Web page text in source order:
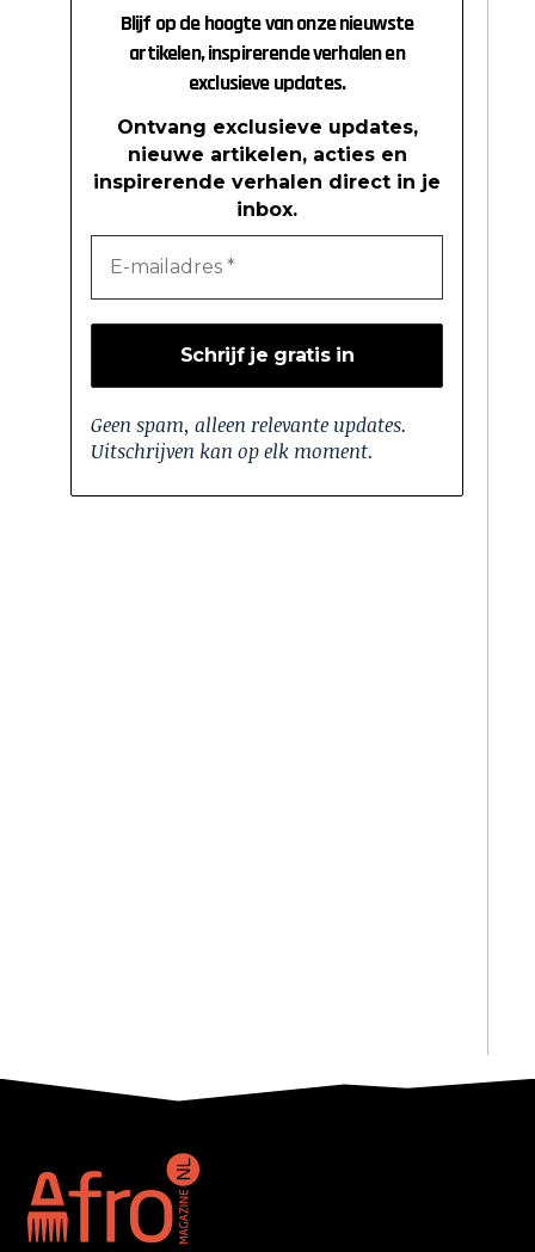
Blijf op de hoogte van onze nieuwste
artikelen, inspirerende verhalen en
exclusieve updates.
Ontvang exclusieve updates,
nieuwe artikelen, acties en
inspirerende verhalen direct in je
inbox.
Geen spam, alleen relevante updates.
Uitschrijven kan op elk moment.